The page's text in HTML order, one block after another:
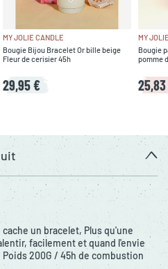
MY JOLIE CANDLE
Bougie Bijou Bracelet Or bille beige
Fleur de cerisier 45h
29,95 €
MY
Bougie
pomme
un bracelet, Plus qu'une
facilement et quand l'envie
200G / 45h de combustion